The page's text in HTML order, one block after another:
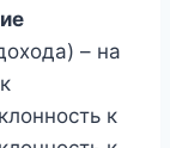
– на
к